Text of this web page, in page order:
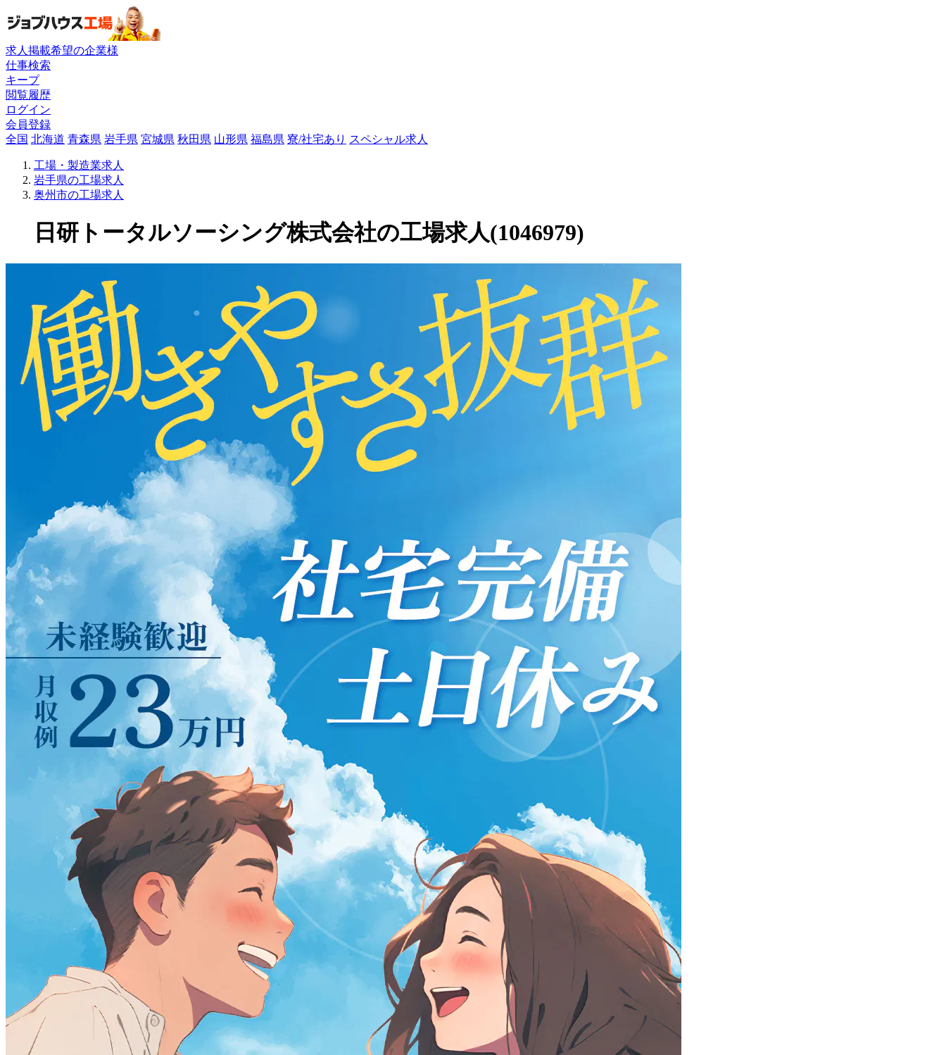
求人掲載希望の企業様
仕事検索
キープ
閲覧履歴
ログイン
会員登録
全国 北海道 青森県 岩手県 宮城県 秋田県 山形県 福島県 寮/社宅あり スペシャル求人
工場・製造業求人
岩手県の工場求人
奥州市の工場求人
日研トータルソーシング株式会社の工場求人(1046979)